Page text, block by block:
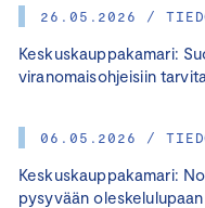
26.05.2026 /
Keskuskauppakamari:
viranomaisohjeisiin
06.05.2026 /
Keskuskauppakamari:
pysyvään